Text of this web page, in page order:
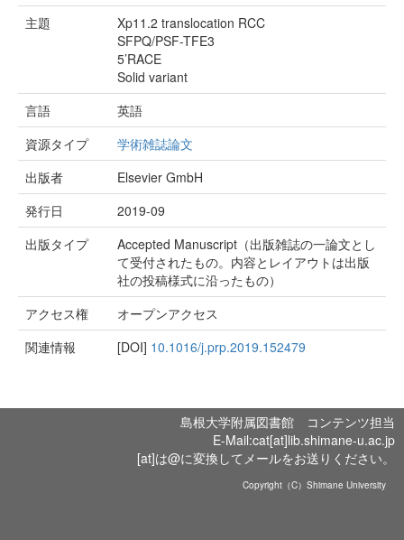
主題
Xp11.2 translocation RCC
SFPQ/PSF-TFE3
5’RACE
Solid variant
言語
英語
資源タイプ
学術雑誌論文
出版者
Elsevier GmbH
発行日
2019-09
出版タイプ
Accepted Manuscript（出版雑誌の一論文とし
て受付されたもの。内容とレイアウトは出版
社の投稿様式に沿ったもの）
アクセス権
オープンアクセス
関連情報
[DOI] 10.1016/j.prp.2019.152479
島根大学附属図書館 コンテンツ担当
E-Mail:cat[at]lib.shimane-u.ac.jp
[at]は@に変換してメールをお送りください。
Copyright（C）Shimane University